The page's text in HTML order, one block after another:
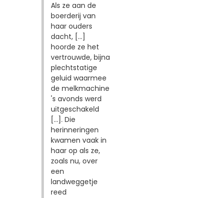
Als ze aan de
boerderij van
haar ouders
dacht, [...]
hoorde ze het
vertrouwde, bijna
plechtstatige
geluid waarmee
de melkmachine
's avonds werd
uitgeschakeld
[...]. Die
herinneringen
kwamen vaak in
haar op als ze,
zoals nu, over
een
landweggetje
reed